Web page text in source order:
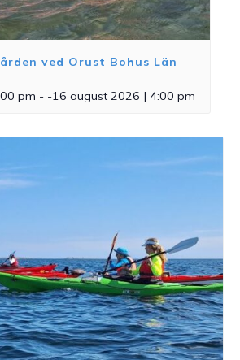
ved Orust Bohus Län
pm - -16 august 2026 | 4:00 pm